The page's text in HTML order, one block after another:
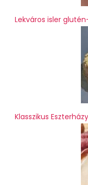
Lekváros isler
Klasszikus